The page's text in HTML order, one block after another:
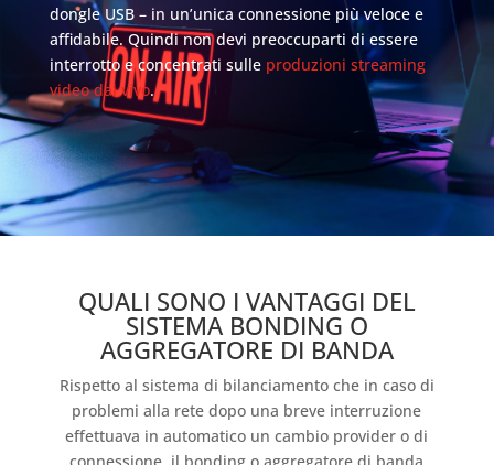
dongle USB – in un’unica connessione più veloce e
affidabile. Quindi non devi preoccuparti di essere
interrotto e concentrati sulle produzioni streaming
video dal vivo.
QUALI SONO I VANTAGGI DEL
SISTEMA BONDING O
AGGREGATORE DI BANDA
Rispetto al sistema di bilanciamento che in caso di
problemi alla rete dopo una breve interruzione
effettuava in automatico un cambio provider o di
connessione, il bonding o aggregatore di banda